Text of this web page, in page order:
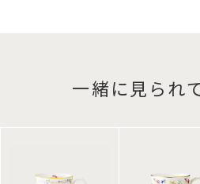
一緒に見られ